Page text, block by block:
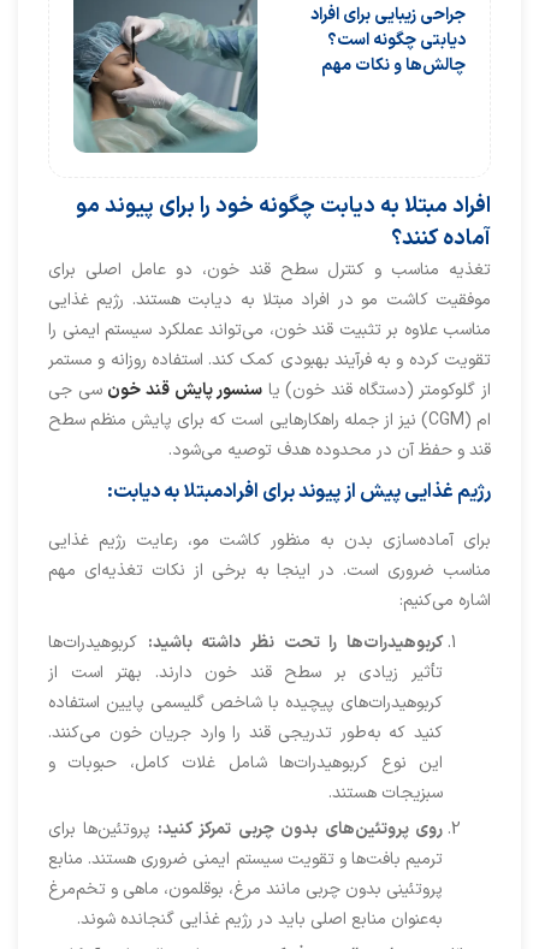
جراحی زیبایی برای افراد
دیابتی چگونه است؟
چالش‌ها و نکات مهم
افراد مبتلا به دیابت چگونه خود را برای پیوند مو
آماده کنند؟
تغذیه مناسب و کنترل سطح قند خون، دو عامل اصلی برای
موفقیت کاشت مو در افراد مبتلا به دیابت هستند. رژیم غذایی
مناسب علاوه بر تثبیت قند خون، می‌تواند عملکرد سیستم ایمنی را
تقویت کرده و به فرآیند بهبودی کمک کند. استفاده روزانه و مستمر
از گلوکومتر (دستگاه قند خون) یا سنسور پایش قند خون سی جی
ام (CGM) نیز از جمله راهکارهایی است که برای پایش منظم سطح
قند و حفظ آن در محدوده هدف توصیه می‌شود.
رژیم غذایی پیش از پیوند برای افرادمبتلا به دیابت:
برای آماده‌سازی بدن به منظور کاشت مو، رعایت رژیم غذایی
مناسب ضروری است. در اینجا به برخی از نکات تغذیه‌ای مهم
اشاره می‌کنیم:
کربوهیدرات‌ها را تحت نظر داشته باشید: کربوهیدرات‌ها
تأثیر زیادی بر سطح قند خون دارند. بهتر است از
کربوهیدرات‌های پیچیده با شاخص گلیسمی پایین استفاده
کنید که به‌طور تدریجی قند را وارد جریان خون می‌کنند.
این نوع کربوهیدرات‌ها شامل غلات کامل، حبوبات و
سبزیجات هستند.
روی پروتئین‌های بدون چربی تمرکز کنید: پروتئین‌ها برای
ترمیم بافت‌ها و تقویت سیستم ایمنی ضروری هستند. منابع
پروتئینی بدون چربی مانند مرغ، بوقلمون، ماهی و تخم‌مرغ
به‌عنوان منابع اصلی باید در رژیم غذایی گنجانده شوند.